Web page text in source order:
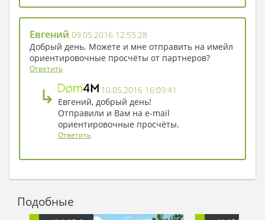
Евгений 09.05.2016 12:55:28
Добрый день. Можете и мне отправить на имейл
ориентировочные просчёты от партнеров?
Ответить
↳
10.05.2016 16:09:41
Евгений, добрый день!
Отправили и Вам на e-mail
ориентировочные просчёты.
Ответить
Подобные